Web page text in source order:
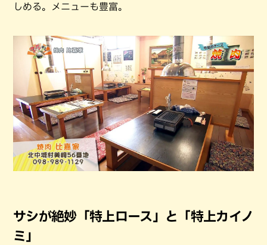
しめる。メニューも豊富。
サシが絶妙「特上ロース」と「特上カイノ
ミ」